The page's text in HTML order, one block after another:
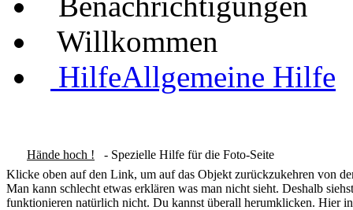
Willkommen
HilfeAllgemeine Hilfe
Hände hoch !
- Spezielle Hilfe für die Foto-Seite
Klicke oben auf den Link, um auf das Objekt zurückzukehren von
Man kann schlecht etwas erklären was man nicht sieht. Deshalb
funktionieren natürlich nicht. Du kannst überall herumklicken. Hier